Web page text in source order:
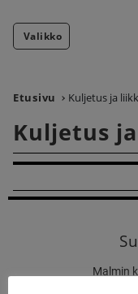
Valikko
Etusivu Kuljetus ja
Kuljetus
Malmin